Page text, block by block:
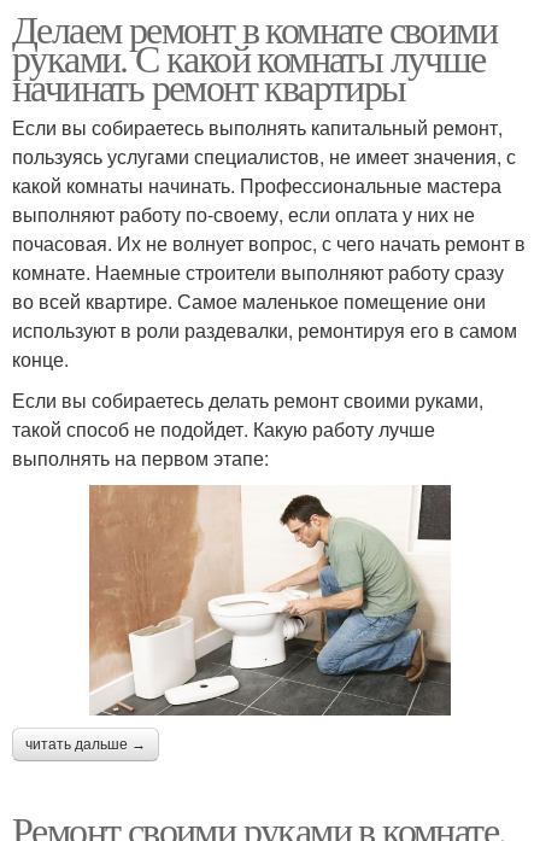
Делаем ремонт в комнате своими
руками. С какой комнаты лучше
начинать ремонт квартиры
Если вы собираетесь выполнять капитальный ремонт,
пользуясь услугами специалистов, не имеет значения, с
какой комнаты начинать. Профессиональные мастера
выполняют работу по-своему, если оплата у них не
почасовая. Их не волнует вопрос, с чего начать ремонт в
комнате. Наемные строители выполняют работу сразу
во всей квартире. Самое маленькое помещение они
используют в роли раздевалки, ремонтируя его в самом
конце.
Если вы собираетесь делать ремонт своими руками,
такой способ не подойдет. Какую работу лучше
выполнять на первом этапе:
читать дальше →
Ремонт своими руками в комнате.